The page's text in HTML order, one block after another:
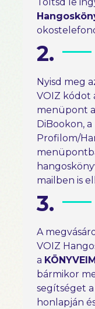
Töltsd le
2.
Nyisd meg
VOIZ kódot
menüpont
DiBookon, a
Profilom/
mailben is
3.
A
VOIZ
a KÖNYVEIM
bármikor
segítséget a
honlapján